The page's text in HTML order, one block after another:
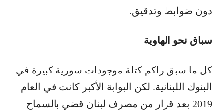
دون ضوابط وتدقيق.
سباق نحو الهاوية
كل ما سبق راكم كتلة موجودات سورية كبيرة في
البنوك اللبنانية. لكن البوابة الأكبر كانت في العام
2019 بعد قرار من مصرف لبنان قضي بالسماح